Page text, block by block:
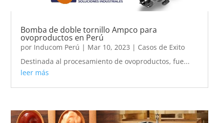
Bomba de doble tornillo Ampco para
ovoproductos en Perú
por Inducom Perú | Mar 10, 2023 | Casos de Exito
Destinada al procesamiento de ovoproductos, fue...
leer más